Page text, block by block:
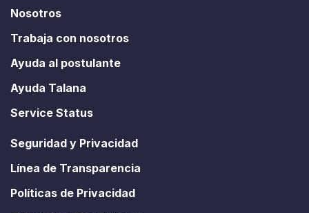
Nosotros
Trabaja con nosotros
Ayuda al postulante
Ayuda Talana
Service Status
Seguridad y Privacidad
Línea de Transparencia
Políticas de Privacidad